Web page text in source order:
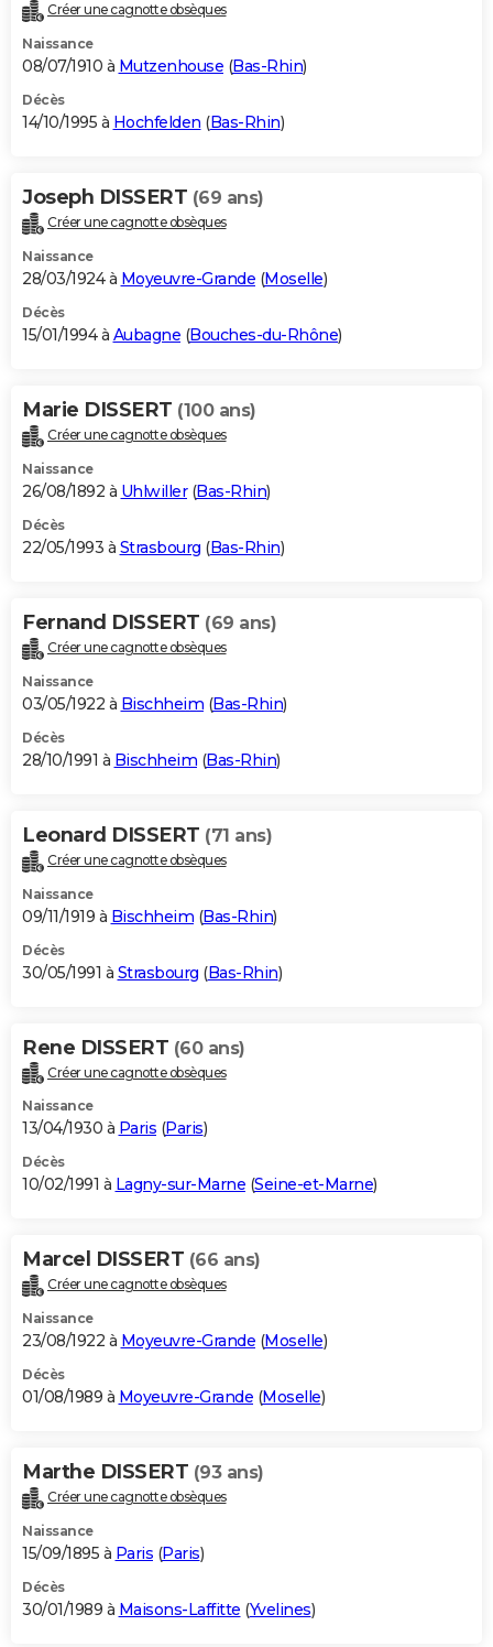
Créer une cagnotte obsèques
Naissance
08/07/1910 à Mutzenhouse (Bas-Rhin)
Décès
14/10/1995 à Hochfelden (Bas-Rhin)
Joseph DISSERT (69 ans)
Créer une cagnotte obsèques
Naissance
28/03/1924 à Moyeuvre-Grande (Moselle)
Décès
15/01/1994 à Aubagne (Bouches-du-Rhône)
Marie DISSERT (100 ans)
Créer une cagnotte obsèques
Naissance
26/08/1892 à Uhlwiller(Bas-Rhin)
Décès
22/05/1993 à Strasbourg (Bas-Rhin)
Fernand DISSERT (69 ans)
Créer une cagnotte obsèques
Naissance
03/05/1922 à Bischheim (Bas-Rhin)
Décès
28/10/1991 à Bischheim (Bas-Rhin)
Leonard DISSERT (71 ans)
Créer une cagnotte obsèques
Naissance
09/11/1919 à Bischheim (Bas-Rhin)
Décès
30/05/1991 à Strasbourg (Bas-Rhin)
Rene DISSERT (60 ans)
Créer une cagnotte obsèques
Naissance
13/04/1930 à Paris (Paris)
Décès
10/02/1991 à Lagny-sur-Marne (Seine-et-Marne)
Marcel DISSERT (66 ans)
Créer une cagnotte obsèques
Naissance
23/08/1922 à Moyeuvre-Grande (Moselle)
Décès
01/08/1989 à Moyeuvre-Grande (Moselle)
Marthe DISSERT (93 ans)
Créer une cagnotte obsèques
Naissance
15/09/1895 à Paris (Paris)
Décès
30/01/1989 à Maisons-Laffitte (Yvelines)